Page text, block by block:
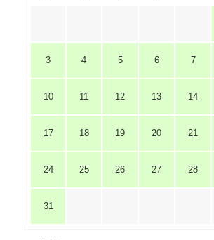
3 4 5 6 7
10 11 12 13 14
17 18 19 20 21
24 25 26 27 28
31